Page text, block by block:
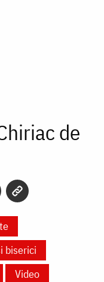
de
biserici
Video